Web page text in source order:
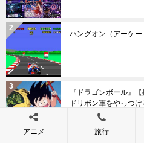
ハングオン（アーケ
『ドラゴンボール』
ドリボン軍をやっつ
アニメ 旅行